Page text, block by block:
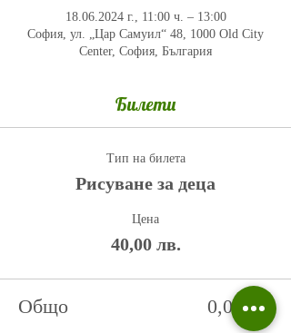
18.06.2024 г., 11:00 ч. – 13:00
София, ул. „Цар Самуил“ 48, 1000 Old City
Center, София, България
Билети
Тип на билета
Рисуване за деца
Цена
40,00 лв.
Общо 0,00 лв.